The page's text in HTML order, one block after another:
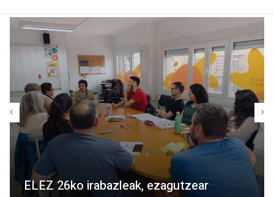
ELEZ 26ko irabazleak, ezagutzear